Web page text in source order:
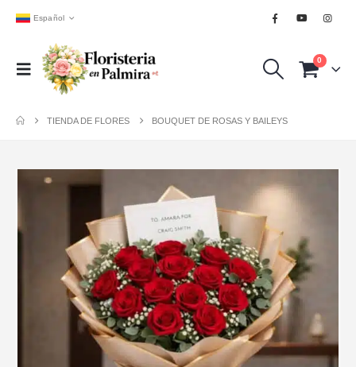
Español
0
TIENDA DE FLORES BOUQUET DE ROSAS Y BAILEYS